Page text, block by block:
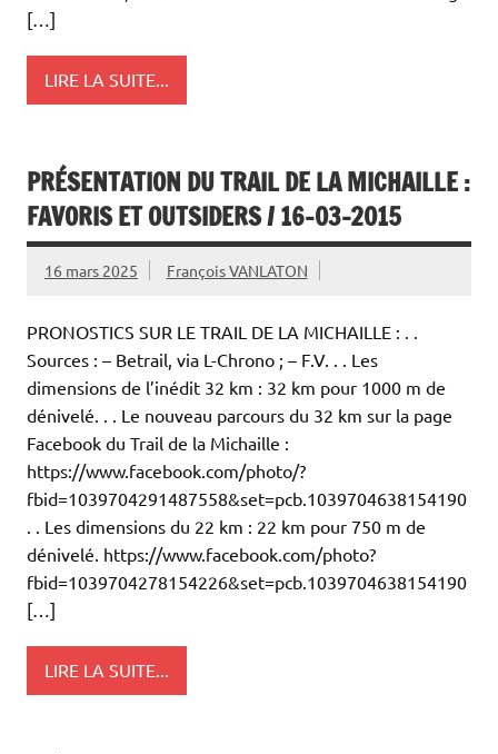
[…]
LIRE LA SUITE...
PRÉSENTATION DU TRAIL DE LA MICHAILLE :
FAVORIS ET OUTSIDERS / 16-03-2015
16 mars 2025 François VANLATON
PRONOSTICS SUR LE TRAIL DE LA MICHAILLE : . .
Sources : – Betrail, via L-Chrono ; – F.V. . . Les
dimensions de l’inédit 32 km : 32 km pour 1000 m de
dénivelé. . . Le nouveau parcours du 32 km sur la page
Facebook du Trail de la Michaille :
https://www.facebook.com/photo/?
fbid=1039704291487558&set=pcb.1039704638154190
. . Les dimensions du 22 km : 22 km pour 750 m de
dénivelé. https://www.facebook.com/photo?
fbid=1039704278154226&set=pcb.1039704638154190
[…]
LIRE LA SUITE...